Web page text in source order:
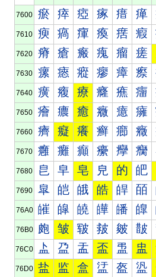
7600 瘀 瘁 瘂 瘃 瘄 瘅
7610 瘐 瘑 瘒 瘓 瘔 瘕
7620 瘠 瘡 瘢 瘣 瘤 瘥
7630 瘰 瘱 瘲 瘳 瘴 瘵
7640 癀 癁 療 癃 癄 癅
7650 癐 癑 癒 癓 癔 癕
7660 癠 癡 癢 癣 癤 癥
7670 癰 癱 癲 癳 癴 癵
7680 皀 皁 皂 皃 的 皅
7690 皐 皑 皒 皓 皔 皕
76A0 皠 皡 皢 皣 皤 皥
76B0 皰 皱 皲 皳 皴 皵
76C0 盀 盁 盂 盃 盄 盅
76D0 盐 监 盒 盓 盔 盕